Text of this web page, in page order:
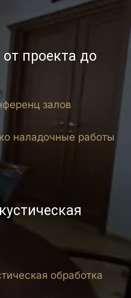
проекта до
залов
наладочные работы
обработка